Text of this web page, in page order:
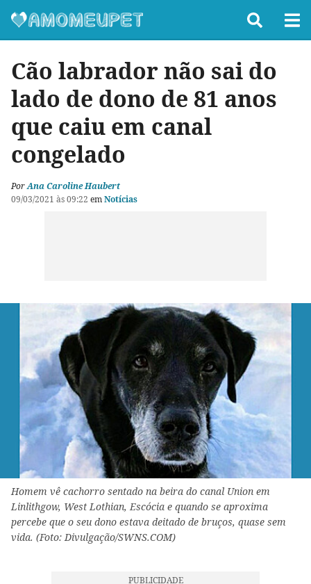
Cão labrador não sai do
lado de dono de 81 anos
que caiu em canal
congelado
PorAna Caroline Haubert
09/03/2021 às 09:22 emNotícias
Homem vê cachorro sentado na beira do canal Union em
Linlithgow, West Lothian, Escócia e quando se aproxima
percebe que o seu dono estava deitado de bruços, quase sem
vida. (Foto: Divulgação/SWNS.COM)